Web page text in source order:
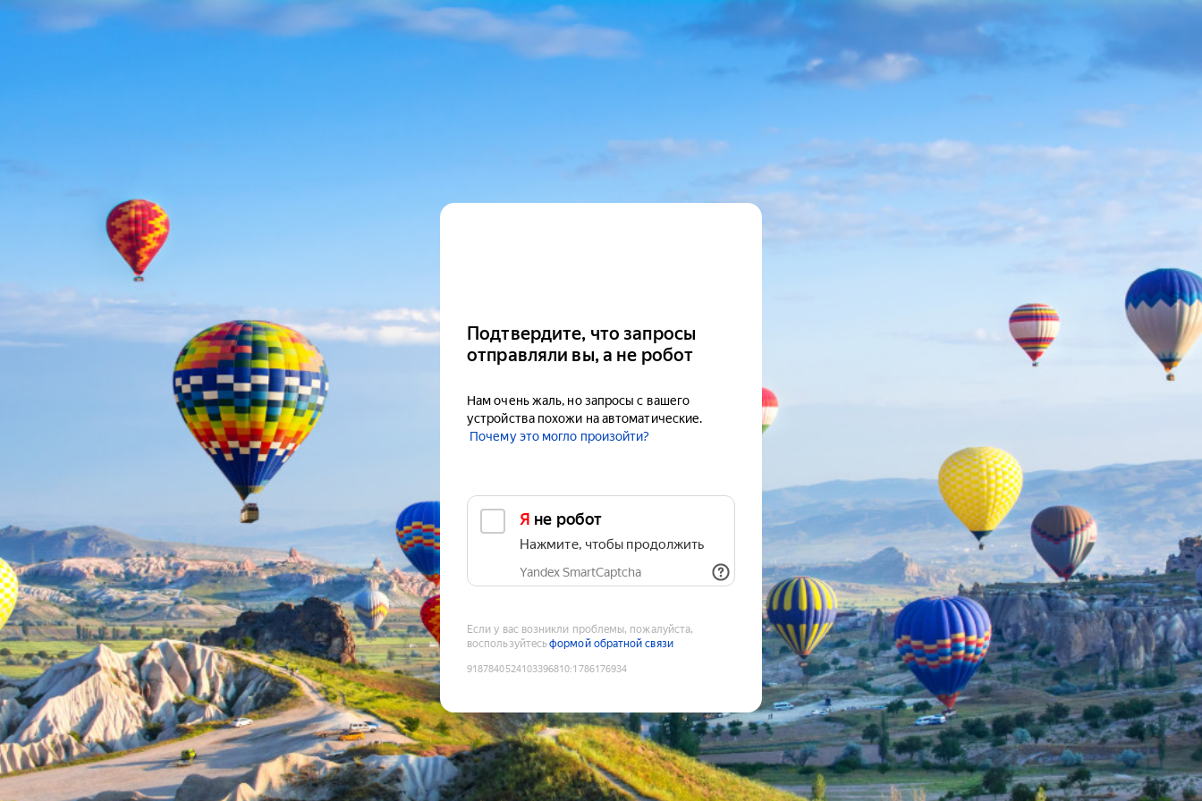
Подтвердите, что запросы
отправляли вы, а не робот
Нам очень жаль, но запросы с вашего
устройства похожи на автоматические.
Почему это могло произойти?
Я не робот
Нажмите, чтобы продолжить
Yandex SmartCaptcha
Если у вас возникли проблемы, пожалуйста,
воспользуйтесьформой обратной связи
9187840524103396810:1786176934